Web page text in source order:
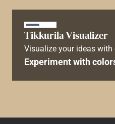
Tikkurila Visualizer
Visualize your ideas
Experiment with